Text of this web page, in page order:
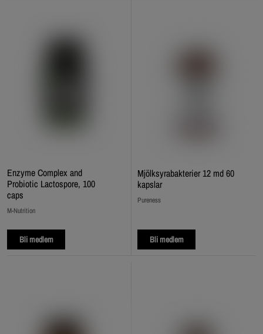
Enzyme Complex and
Probiotic Lactospore, 100
caps
M-Nutrition
Bli medlem
Mjölksyrabakterier 12 md 60
kapslar
Pureness
Bli medlem